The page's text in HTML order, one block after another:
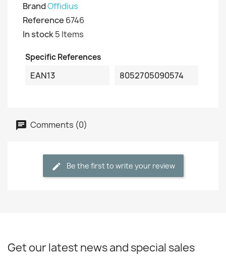
BrandOffidius
Reference 6746
In stock5 Items
Specific References
EAN13 8052705090574
Comments (0)
Be the first to write your review
Get our latest news and special sales